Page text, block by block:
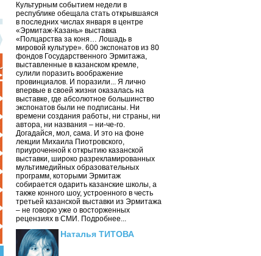
Культурным событием недели в
республике обещала стать открывшаяся
в последних числах января в центре
«Эрмитаж-Казань» выставка
«Полцарства за коня… Лошадь в
мировой культуре». 600 экспонатов из 80
фондов Государственного Эрмитажа,
выставленные в казанском кремле,
сулили поразить воображение
провинциалов. И поразили... Я лично
впервые в своей жизни оказалась на
выставке, где абсолютное большинство
экспонатов были не подписаны. Ни
времени создания работы, ни страны, ни
автора, ни названия – ни-че-го.
Догадайся, мол, сама. И это на фоне
лекции Михаила Пиотровского,
приуроченной к открытию казанской
выставки, широко разрекламированных
мультимедийных образовательных
программ, которыми Эрмитаж
собирается одарить казанские школы, а
также конного шоу, устроенного в честь
третьей казанской выставки из Эрмитажа
– не говорю уже о восторженных
рецензиях в СМИ. Подробнее...
Наталья ТИТОВА